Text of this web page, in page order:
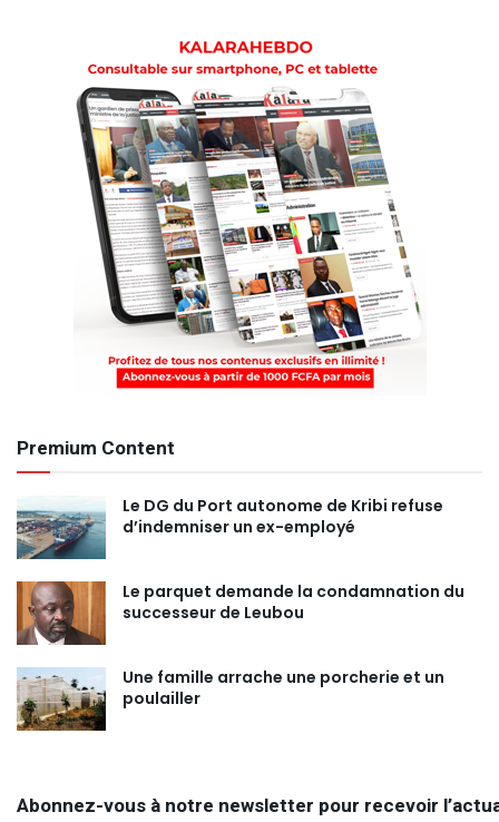
Premium Content
Le DG du Port autonome de Kribi refuse
d’indemniser un ex-employé
Le parquet demande la condamnation du
successeur de Leubou
Une famille arrache une porcherie et un
poulailler
Abonnez-vous à notre newsletter pour recevoir